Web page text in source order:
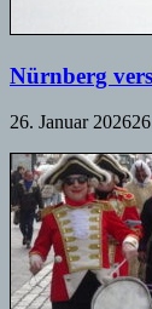
Nürnberg
26. Januar 2026